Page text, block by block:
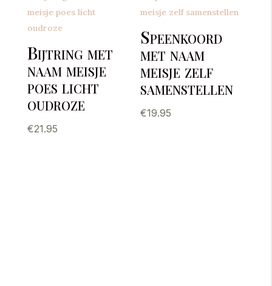
Bijtring met
naam meisje
poes licht
oudroze
€21.95
Speenkoord
met naam
meisje zelf
samenstellen
€19.95